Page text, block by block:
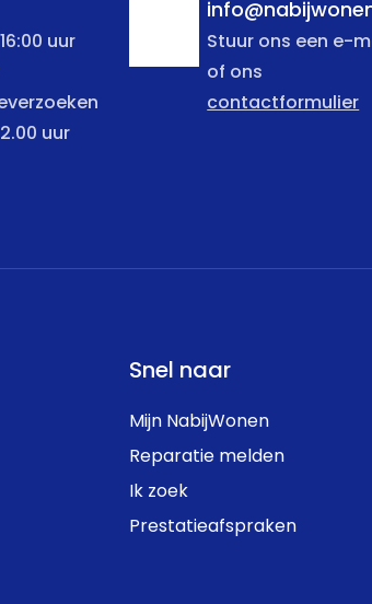
uur
uur
Stuur ons een e-
of ons
contactformulier
Snel naar
Mijn NabijWonen
Reparatie melden
Ik zoek
Prestatieafspraken